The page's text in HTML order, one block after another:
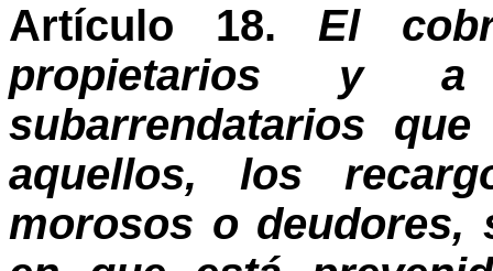
Artículo 18. El
propietarios y
subarrendatarios
aquellos, los
morosos o deudores,